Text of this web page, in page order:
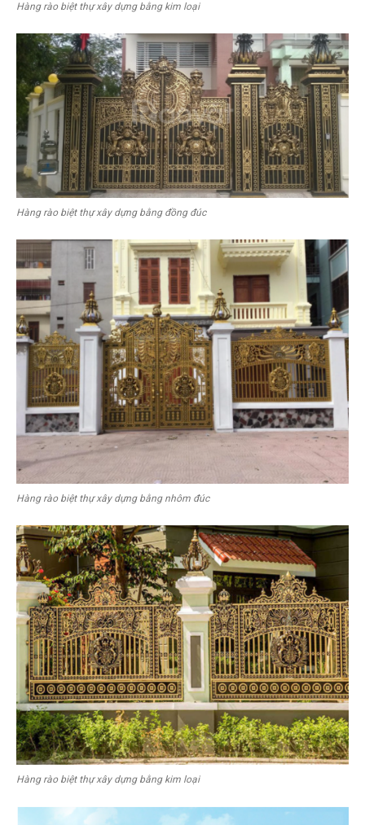
Hàng rào biệt thự xây dựng bằng kim loại
Hàng rào biệt thự xây dựng bằng đồng đúc
Hàng rào biệt thự xây dựng bằng nhôm đúc
Hàng rào biệt thự xây dựng bằng kim loại